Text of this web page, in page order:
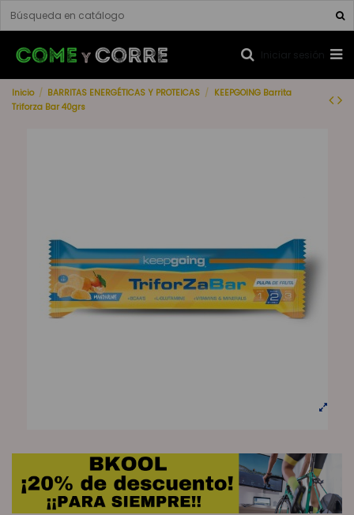
Iniciar sesión
Inicio BARRITAS ENERGÉTICAS Y PROTEICAS
KEEPGOING Barrita
Triforza Bar 40grs